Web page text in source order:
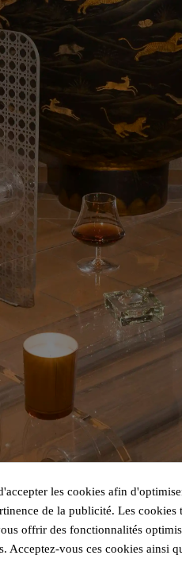
les cookies afin
de la publicité. Les cookies
offrir des fonctionnalités
Acceptez-vous ces cookies ainsi